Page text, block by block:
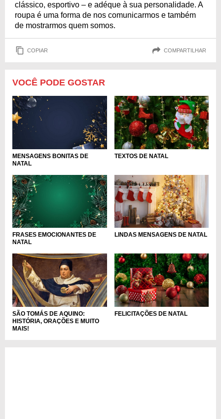
clássico, esportivo – e adéque à sua personalidade. A
roupa é uma forma de nos comunicarmos e também
de mostrarmos quem somos.
COPIAR COMPARTILHAR
VOCÊ PODE GOSTAR
MENSAGENS BONITAS DE
NATAL
TEXTOS DE NATAL
FRASES EMOCIONANTES DE
NATAL
LINDAS MENSAGENS DE NATAL
SÃO TOMÁS DE AQUINO:
HISTÓRIA, ORAÇÕES E MUITO
MAIS!
FELICITAÇÕES DE NATAL